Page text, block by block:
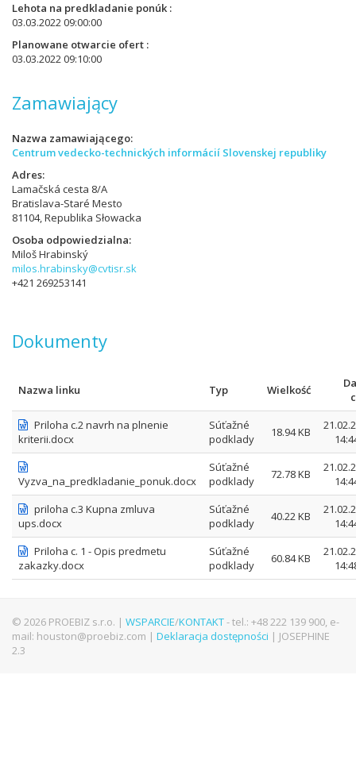
Lehota na predkladanie ponúk
03.03.2022 09:00:00
Planowane otwarcie ofert
03.03.2022 09:10:00
Zamawiający
Nazwa zamawiającego
Centrum vedecko-technických informácií Slovenskej republiky
Adres
Lamačská cesta 8/A
Bratislava-Staré Mesto
81104, Republika Słowacka
Osoba odpowiedzialna
Miloš Hrabinský
milos.hrabinsky@cvtisr.sk
+421 269253141
Dokumenty
Nazwa linku Typ Wielkość
Priloha c.2 navrh na plnenie
kriterii.docx
Súťažné
podklady
18.94 KB
Vyzva_na_predkladanie_ponuk.docx
Súťažné
podklady
72.78 KB
priloha c.3 Kupna zmluva
ups.docx
Súťažné
podklady
40.22 KB
Priloha c. 1 - Opis predmetu
zakazky.docx
Súťažné
podklady
60.84 KB
© 2026 PROEBIZ s.r.o. | WSPARCIE/KONTAKT- tel.: +48 222 139 900, e-
mail: houston@proebiz.com | Deklaracja dostępności | JOSEPHINE
2.3